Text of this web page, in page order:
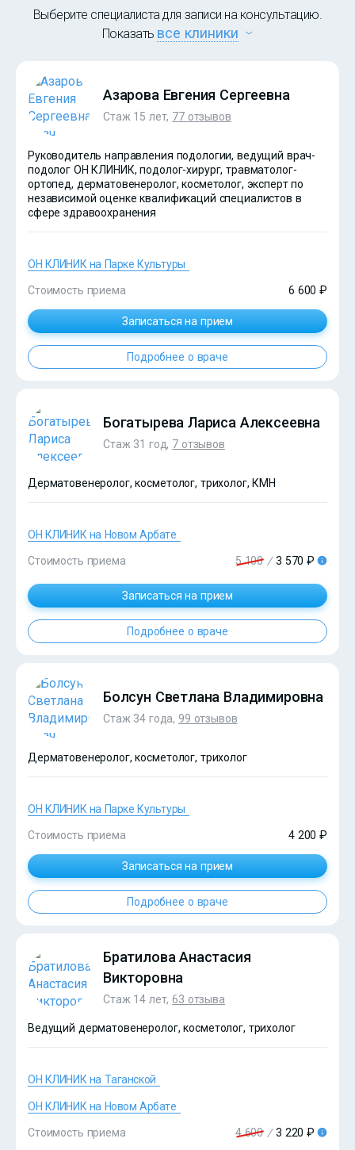
Выберите специалиста для записи на консультацию.
Показать все клиники
Азарова Евгения Сергеевна
Стаж 15 лет, 77 отзывов
Руководитель направления подологии, ведущий врач-
подолог ОН КЛИНИК, подолог-хирург, травматолог-
ортопед, дерматовенеролог, косметолог, эксперт по
независимой оценке квалификаций специалистов в
сфере здравоохранения
ОН КЛИНИК на Парке Культуры
Стоимость приема 6 600 ₽
Записаться на прием
Подробнее о враче
Богатырева Лариса Алексеевна
Стаж 31 год, 7 отзывов
Дерматовенеролог, косметолог, трихолог, КМН
ОН КЛИНИК на Новом Арбате
Стоимость приема 5 100 / 3 570 ₽
Записаться на прием
Подробнее о враче
?>
Болсун Светлана Владимировна
Стаж 34 года, 99 отзывов
Дерматовенеролог, косметолог, трихолог
ОН КЛИНИК на Парке Культуры
Стоимость приема 4 200 ₽
Записаться на прием
Подробнее о враче
?>
Братилова Анастасия
Викторовна
Стаж 14 лет,63 отзыва
Ведущий дерматовенеролог, косметолог, трихолог
ОН КЛИНИК на Таганской
ОН КЛИНИК на Новом Арбате
Стоимость приема 4 600 / 3 220 ₽